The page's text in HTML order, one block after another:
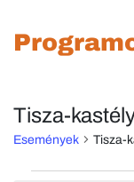
Tisza-
Események Tisza-